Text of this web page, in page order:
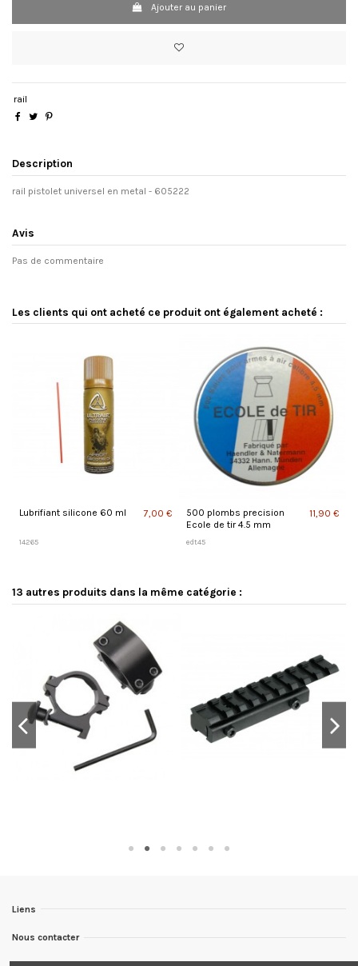
Ajouter au panier
rail
Description
rail pistolet universel en metal - 605222
Avis
Pas de commentaire
Les clients qui ont acheté ce produit ont également acheté :
Lubrifiant silicone 60 ml
14265
7,00 €
500 plombs precision
Ecole de tir 4.5 mm
edt45
11,90 €
13 autres produits dans la même catégorie :
Liens
Nous contacter